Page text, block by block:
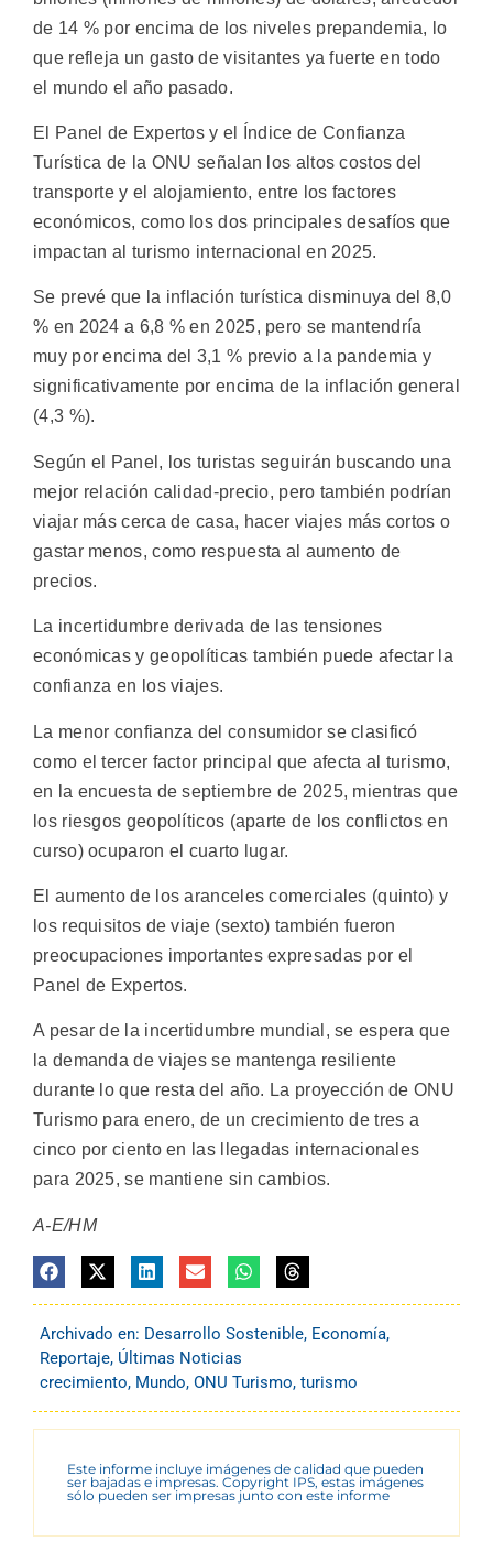
de 14 % por encima de los niveles prepandemia, lo
que refleja un gasto de visitantes ya fuerte en todo
el mundo el año pasado.
El Panel de Expertos y el Índice de Confianza
Turística de la ONU señalan los altos costos del
transporte y el alojamiento, entre los factores
económicos, como los dos principales desafíos que
impactan al turismo internacional en 2025.
Se prevé que la inflación turística disminuya del 8,0
% en 2024 a 6,8 % en 2025, pero se mantendría
muy por encima del 3,1 % previo a la pandemia y
significativamente por encima de la inflación general
(4,3 %).
Según el Panel, los turistas seguirán buscando una
mejor relación calidad-precio, pero también podrían
viajar más cerca de casa, hacer viajes más cortos o
gastar menos, como respuesta al aumento de
precios.
La incertidumbre derivada de las tensiones
económicas y geopolíticas también puede afectar la
confianza en los viajes.
La menor confianza del consumidor se clasificó
como el tercer factor principal que afecta al turismo,
en la encuesta de septiembre de 2025, mientras que
los riesgos geopolíticos (aparte de los conflictos en
curso) ocuparon el cuarto lugar.
El aumento de los aranceles comerciales (quinto) y
los requisitos de viaje (sexto) también fueron
preocupaciones importantes expresadas por el
Panel de Expertos.
A pesar de la incertidumbre mundial, se espera que
la demanda de viajes se mantenga resiliente
durante lo que resta del año. La proyección de ONU
Turismo para enero, de un crecimiento de tres a
cinco por ciento en las llegadas internacionales
para 2025, se mantiene sin cambios.
A-E/HM
Archivado en: Desarrollo Sostenible, Economía,
Reportaje, Últimas Noticias
crecimiento, Mundo, ONU Turismo, turismo
Este informe incluye imágenes de calidad que pueden
ser bajadas e impresas. Copyright IPS, estas imágenes
sólo pueden ser impresas junto con este informe